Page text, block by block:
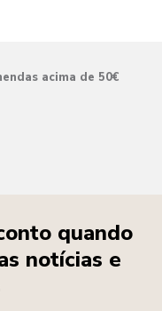
acima de 50€
quando
notícias e